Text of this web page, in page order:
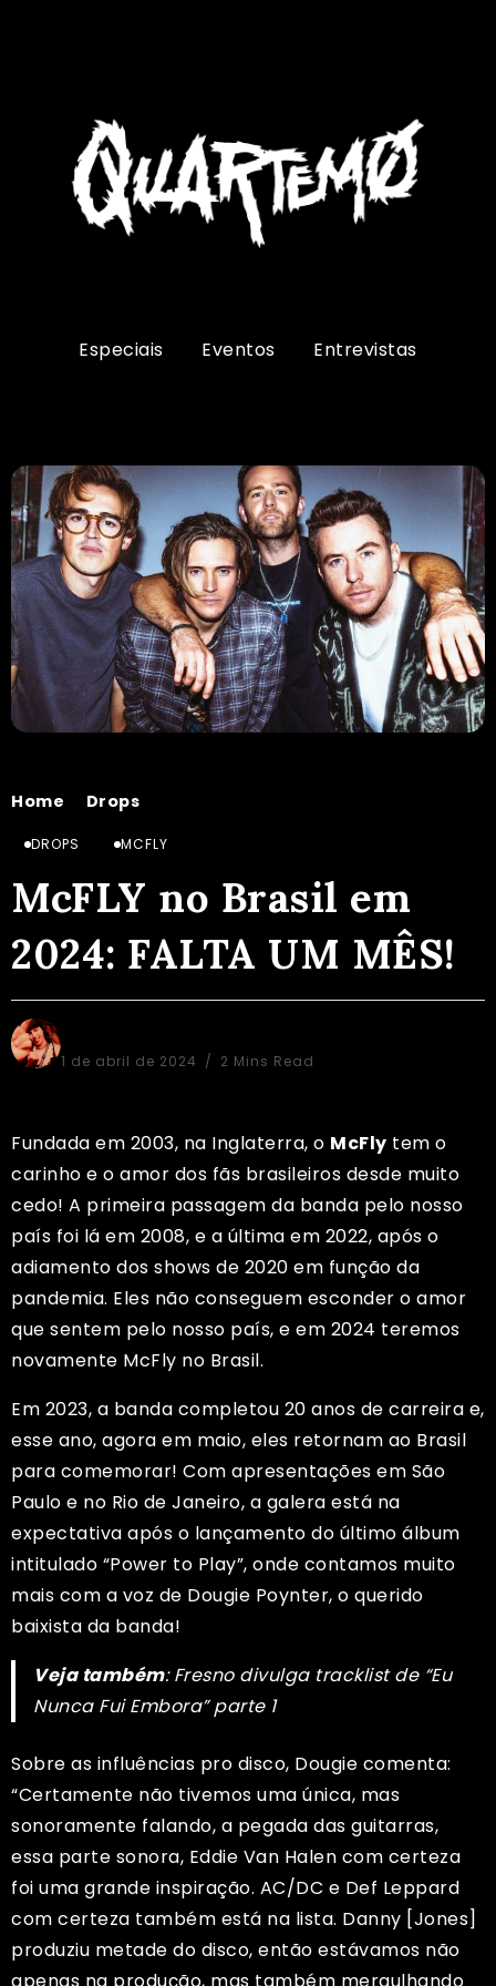
Especiais Eventos Entrevistas
Home Drops
DROPS MCFLY
McFLY no Brasil em
2024: FALTA UM MÊS!
1 de abril de 2024 2 Mins Read
Fundada em 2003, na Inglaterra, o McFly tem o
carinho e o amor dos fãs brasileiros desde muito
cedo! A primeira passagem da banda pelo nosso
país foi lá em 2008, e a última em 2022, após o
adiamento dos shows de 2020 em função da
pandemia. Eles não conseguem esconder o amor
que sentem pelo nosso país, e em 2024 teremos
novamente McFly no Brasil.
Em 2023, a banda completou 20 anos de carreira e,
esse ano, agora em maio, eles retornam ao Brasil
para comemorar! Com apresentações em São
Paulo e no Rio de Janeiro, a galera está na
expectativa após o lançamento do último álbum
intitulado “Power to Play”, onde contamos muito
mais com a voz de Dougie Poynter, o querido
baixista da banda!
Veja também:Fresno divulga tracklist de “Eu
Nunca Fui Embora” parte 1
Sobre as influências pro disco, Dougie comenta:
“Certamente não tivemos uma única, mas
sonoramente falando, a pegada das guitarras,
essa parte sonora, Eddie Van Halen com certeza
foi uma grande inspiração. AC/DC e Def Leppard
com certeza também está na lista. Danny [Jones]
produziu metade do disco, então estávamos não